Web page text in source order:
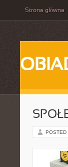
Strona główna
POSTED